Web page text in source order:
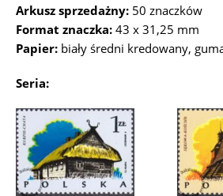
Arkusz sprzedażny: 50 znaczków
Format znaczka: 43 x 31,25 mm
Papier: biały średni kredowany,
Seria: